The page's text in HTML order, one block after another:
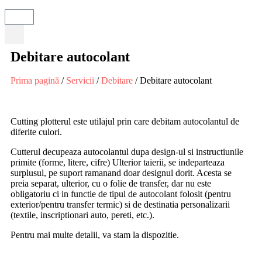
Debitare autocolant
Prima pagină / Servicii /Debitare / Debitare autocolant
Cutting plotterul este utilajul prin care debitam autocolantul de
diferite culori.
Cutterul decupeaza autocolantul dupa design-ul si instructiunile
primite (forme, litere, cifre) Ulterior taierii, se indeparteaza
surplusul, pe suport ramanand doar designul dorit. Acesta se
preia separat, ulterior, cu o folie de transfer, dar nu este
obligatoriu ci in functie de tipul de autocolant folosit (pentru
exterior/pentru transfer termic) si de destinatia personalizarii
(textile, inscriptionari auto, pereti, etc.).
Pentru mai multe detalii, va stam la dispozitie.